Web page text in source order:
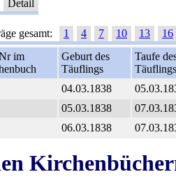
Detail
gesamt: 1 4 7 10 13
16
im
Geburt des
Täuflings
Taufe
Täuflings
04.03.1838
05.03.1838
06.03.1838